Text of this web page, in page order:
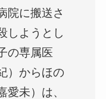
院に搬送さ
しようとし
の専属医
）からほの
愛未）は、